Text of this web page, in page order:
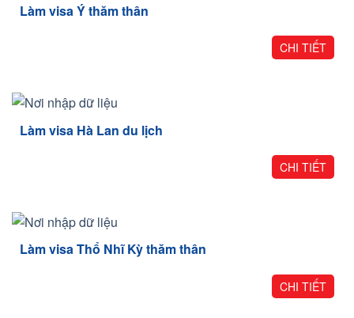
Làm visa Ý thăm thân
CHI TIẾT
Làm visa Hà Lan du lịch
CHI TIẾT
Làm visa Thổ Nhĩ Kỳ thăm thân
CHI TIẾT